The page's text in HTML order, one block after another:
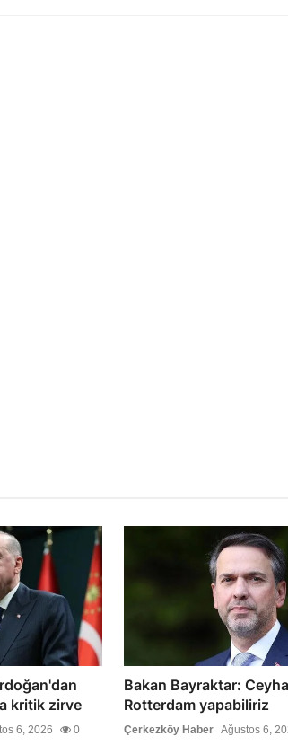
kritik zirve
6, 2026 0
Bakan Bayraktar:
Rotterdam yapabiliriz
Çerkezköy Haber Ağustos 6,